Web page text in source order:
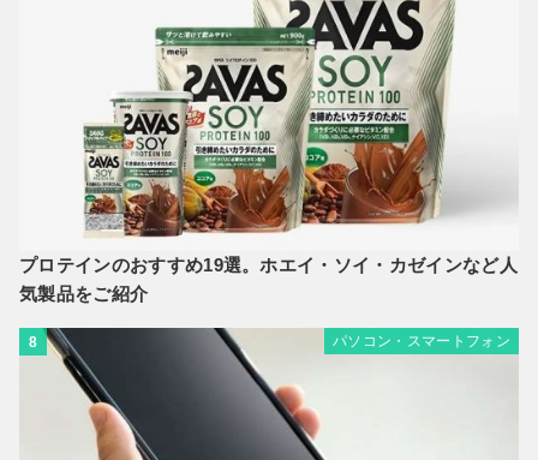
プロテインのおすすめ19選。ホエイ・ソイ・カゼインなど人
気製品をご紹介
8 パソコン・スマートフォン